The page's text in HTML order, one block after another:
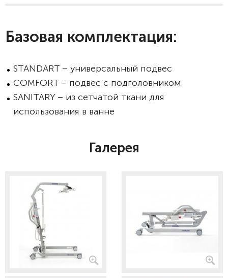
Базовая комплектация:
STANDART – универсальный подвес
COMFORT – подвес с подголовником
SANITARY – из сетчатой ткани для
использования в ванне
Галерея